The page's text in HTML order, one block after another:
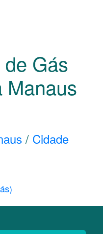
Gás
Manaus
/ Cidade